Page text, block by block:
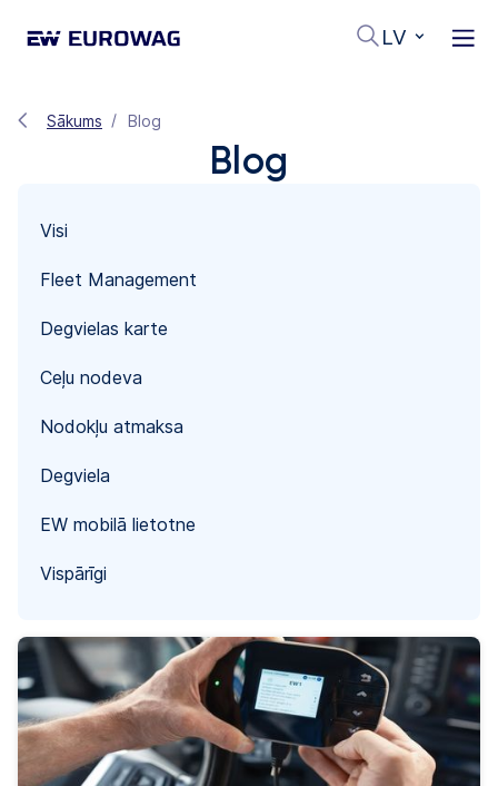
LV
Sākums Blog
Blog
Visi
Fleet Management
Degvielas karte
Ceļu nodeva
Nodokļu atmaksa
Degviela
EW mobilā lietotne
Vispārīgi